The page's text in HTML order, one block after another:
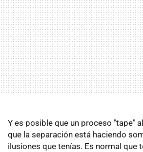
Y es posible que un proceso "tape"
que la separación está haciendo
ilusiones que tenías. Es normal que